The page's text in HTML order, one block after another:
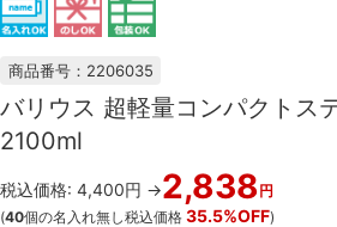
商品番号：2206035
バリウス 超軽量コンパクトス
2100ml
税込価格: 4,400円 →2,838円
(40個の名入れ無し税込価格 35.5%OFF)